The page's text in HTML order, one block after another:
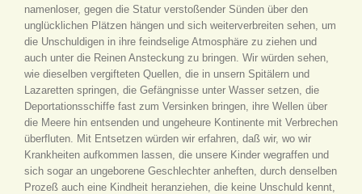
namenloser, gegen die Statur verstoßender Sünden über den
unglücklichen Plätzen hängen und sich weiterverbreiten sehen, um
die Unschuldigen in ihre feindselige Atmosphäre zu ziehen und
auch unter die Reinen Ansteckung zu bringen. Wir würden sehen,
wie dieselben vergifteten Quellen, die in unsern Spitälern und
Lazaretten springen, die Gefängnisse unter Wasser setzen, die
Deportationsschiffe fast zum Versinken bringen, ihre Wellen über
die Meere hin entsenden und ungeheure Kontinente mit Verbrechen
überfluten. Mit Entsetzen würden wir erfahren, daß wir, wo wir
Krankheiten aufkommen lassen, die unsere Kinder wegraffen und
sich sogar an ungeborene Geschlechter anheften, durch denselben
Prozeß auch eine Kindheit heranziehen, die keine Unschuld kennt,